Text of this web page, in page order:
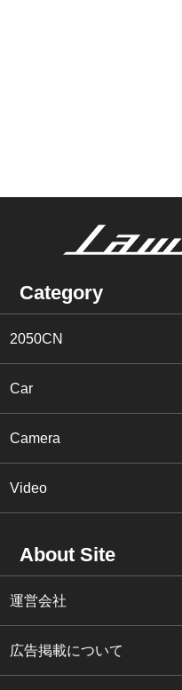
Category
2050CN
Car
Camera
Video
About Site
運営会社
広告掲載について